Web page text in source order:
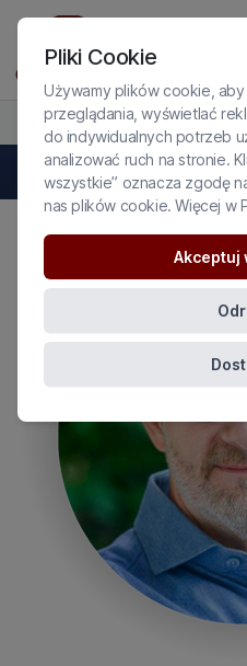
PROFIL
Jeff
Pliki Cookie
Używamy plików cookie,
przeglądania, wyświetlać
do indywidualnych potrzeb
analizować ruch na stronie.
wszystkie” oznacza zgodę
nas plików cookie. Więcej w
Akceptuj